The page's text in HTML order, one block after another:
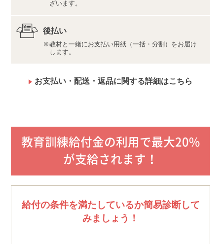
す。通信量の上限のない、または上限に余裕のある回
教材の内容・仕様は変更になる場合があります。
法改正や試験に関する情報の変更があった際には、適
ざいます。
後払い
教材と一緒にお支払い用紙（一括・分割）をお届け
します。
お支払い・配送・返品に関する詳細はこちら
教育訓練給付金の利用で最大20%
が支給されます！
給付の条件を満たしているか簡易診断して
みましょう！